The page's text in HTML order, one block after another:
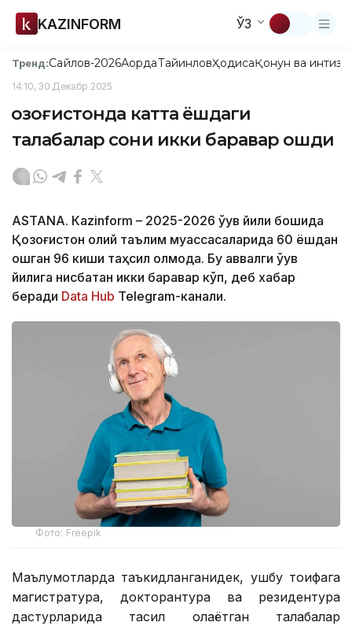
KAZINFORM ЎЗ
Тренд:Сайлов-2026АқордаТайинловҲодисаҚонун ва
14:10, 30 Декабр 2025
Қозоғистонда катта ёшдаги
талабалар сони икки баравар ошди
ASTANА. Каzinform – 2025-2026 ўқув йили бошида
Қозоғистон олий таълим муассасаларида 60 ёшдан
ошган 96 киши таҳсил олмоқда. Бу аввалги ўқув
йилига нисбатан икки баравар кўп, деб хабар
беради Data Hub Теlegram-канали.
Фото: Freepik
Маълумотларда таъкидланганидек, ушбу тоифага
магистратура, докторантура ва резидентура
дастурларида таҳсил олаётган талабалар